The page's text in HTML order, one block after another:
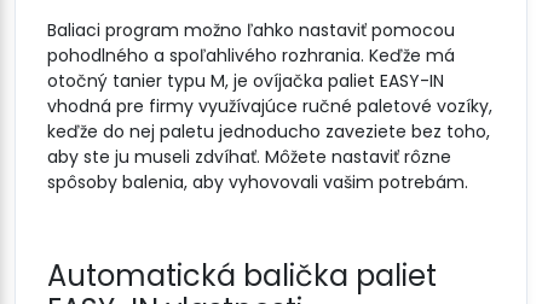
Baliaci program možno ľahko nastaviť pomocou
pohodlného a spoľahlivého rozhrania. Keďže má
otočný tanier typu M, je ovíjačka paliet EASY-IN
vhodná pre firmy využívajúce ručné paletové vozíky,
keďže do nej paletu jednoducho zaveziete bez toho,
aby ste ju museli zdvíhať. Môžete nastaviť rôzne
spôsoby balenia, aby vyhovovali vašim potrebám.
Automatická balička paliet